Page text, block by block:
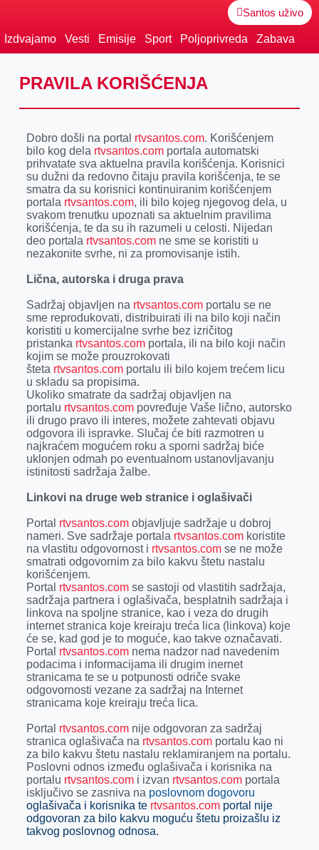
Santos uživo
Izdvajamo Vesti Emisije Sport Poljoprivreda Zabava
PRAVILA KORIŠĆENJA
Dobro došli na portal rtvsantos.com. Korišćenjem
bilo kog dela rtvsantos.comportala automatski
prihvatate sva aktuelna pravila korišćenja. Korisnici
su dužni da redovno čitaju pravila korišćenja, te se
smatra da su korisnici kontinuiranim korišćenjem
portala rtvsantos.com, ili bilo kojeg njegovog dela, u
svakom trenutku upoznati sa aktuelnim pravilima
korišćenja, te da su ih razumeli u celosti. Nijedan
deo portala rtvsantos.comne sme se koristiti u
nezakonite svrhe, ni za promovisanje istih.
Lična, autorska i druga prava
Sadržaj objavljen na rtvsantos.comportalu se ne
sme reprodukovati, distribuirati ili na bilo koji način
koristiti u komercijalne svrhe bez izričitog
pristanka rtvsantos.comportala, ili na bilo koji način
kojim se može prouzrokovati
šteta rtvsantos.comportalu ili bilo kojem trećem licu
u skladu sa propisima.
Ukoliko smatrate da sadržaj objavljen na
portalu rtvsantos.compovređuje Vaše lično, autorsko
ili drugo pravo ili interes, možete zahtevati objavu
odgovora ili ispravke. Slučaj će biti razmotren u
najkraćem mogućem roku a sporni sadržaj biće
uklonjen odmah po eventualnom ustanovljavanju
istinitosti sadržaja žalbe.
Linkovi na druge web stranice i oglašivači
Portal rtvsantos.comobjavljuje sadržaje u dobroj
nameri. Sve sadržaje portala rtvsantos.comkoristite
na vlastitu odgovornost i rtvsantos.comse ne može
smatrati odgovornim za bilo kakvu štetu nastalu
korišćenjem.
Portal rtvsantos.comse sastoji od vlastitih sadržaja,
sadržaja partnera i oglašivača, besplatnih sadržaja i
linkova na spoljne stranice, kao i veza do drugih
internet stranica koje kreiraju treća lica (linkova) koje
će se, kad god je to moguće, kao takve označavati.
Portal rtvsantos.comnema nadzor nad navedenim
podacima i informacijama ili drugim inernet
stranicama te se u potpunosti odriče svake
odgovornosti vezane za sadržaj na Internet
stranicama koje kreiraju treća lica.
Portal rtvsantos.comnije odgovoran za sadržaj
stranica oglašivača na rtvsantos.comportalu kao ni
za bilo kakvu štetu nastalu reklamiranjem na portalu.
Poslovni odnos između oglašivača i korisnika na
portalu rtvsantos.comi izvan rtvsantos.comportala
isključivo se zasniva na poslovnom dogovoru
oglašivača i korisnika te rtvsantos.comportal nije
odgovoran za bilo kakvu moguću štetu proizašlu iz
takvog poslovnog odnosa.